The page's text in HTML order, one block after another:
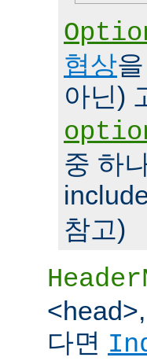
협상
아닌)
중 하
참고)
다면